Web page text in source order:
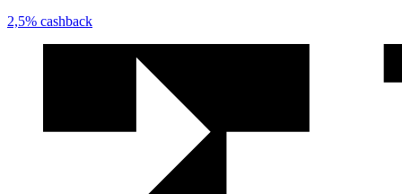
2,5% cashback